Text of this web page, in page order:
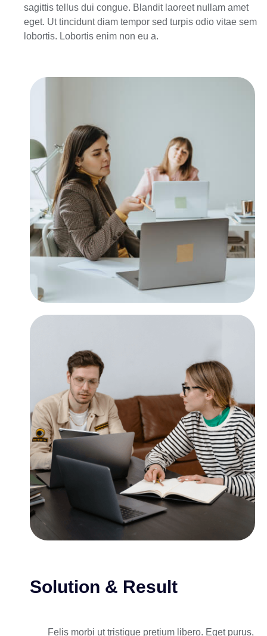
sagittis tellus dui congue. Blandit laoreet nullam amet
eget. Ut tincidunt diam tempor sed turpis odio vitae sem
lobortis. Lobortis enim non eu a.
Solution & Result
Felis morbi ut tristique pretium libero. Eget purus,